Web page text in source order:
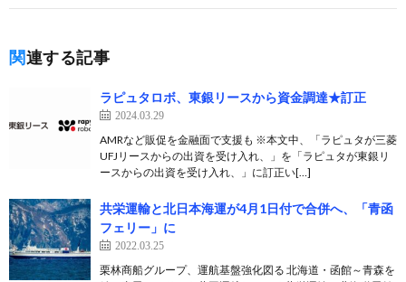
関連する記事
ラピュタロボ、東銀リースから資金調達★訂正
2024.03.29
AMRなど販促を金融面で支援も ※本文中、「ラピュタが三菱
UFJリースからの出資を受け入れ、」を「ラピュタが東銀リ
ースからの出資を受け入れ、」に訂正い[…]
共栄運輸と北日本海運が4月1日付で合併へ、「青函
フェリー」に
2022.03.25
栗林商船グループ、運航基盤強化図る 北海道・函館～青森を